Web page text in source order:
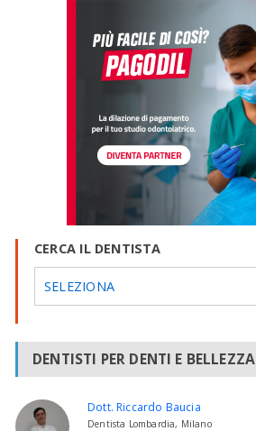
CERCA IL DENTISTA
SELEZIONA
DENTISTI PER DENTI E BELLEZZA
Dott. Riccardo Baucia
Dentista Lombardia, Milano